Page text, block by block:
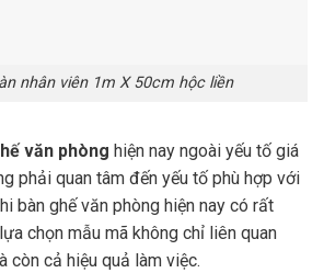
nhân viên 1m X 50cm hộc liền
văn phòng hiện nay ngoài yếu tố giá
phải quan tâm đến yếu tố phù hợp với
bàn ghế văn phòng hiện nay có rất
chọn mẫu mã không chỉ liên quan
còn cả hiệu quả làm việc.